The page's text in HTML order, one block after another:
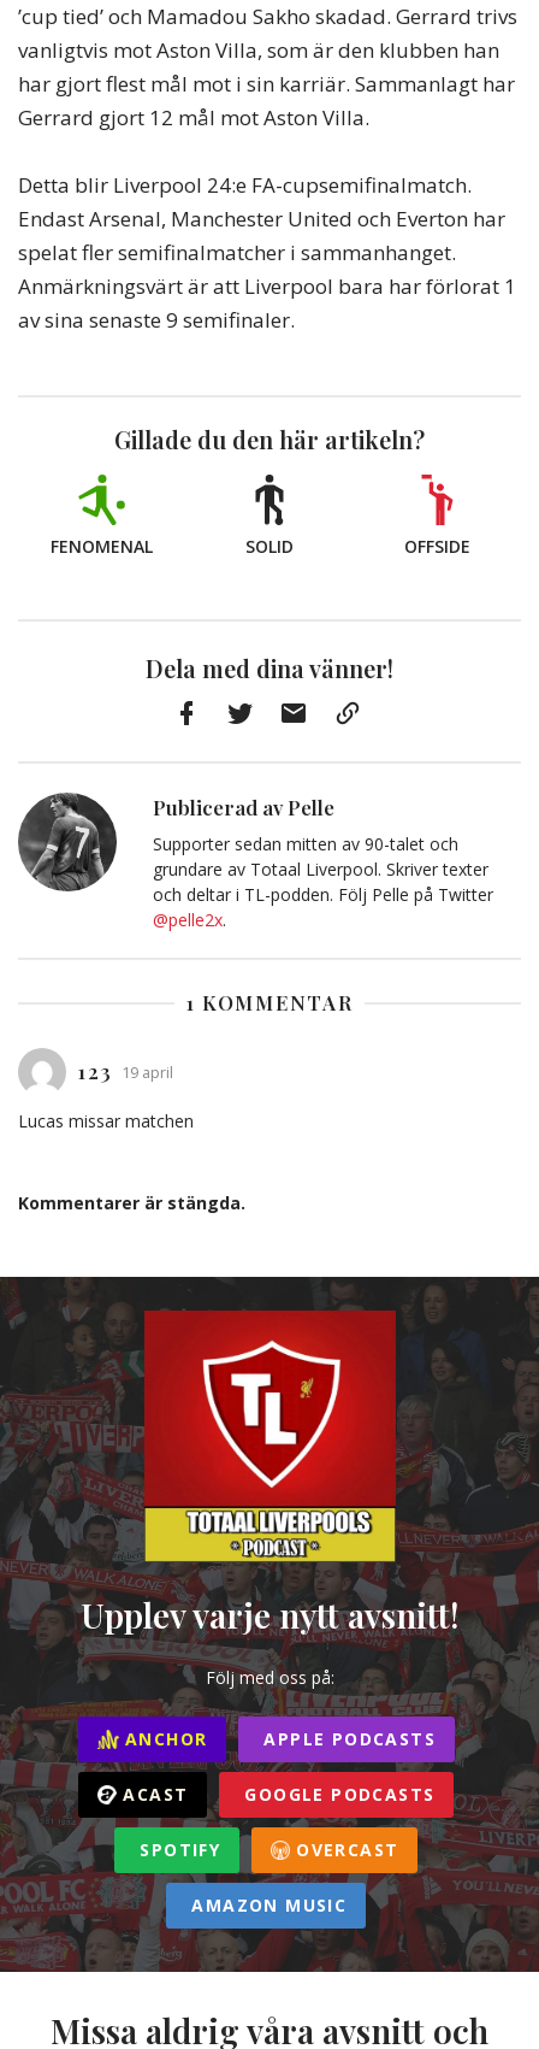
’cup tied’ och Mamadou Sakho skadad. Gerrard trivs
vanligtvis mot Aston Villa, som är den klubben han
har gjort flest mål mot i sin karriär. Sammanlagt har
Gerrard gjort 12 mål mot Aston Villa.
Detta blir Liverpool 24:e FA-cupsemifinalmatch.
Endast Arsenal, Manchester United och Everton har
spelat fler semifinalmatcher i sammanhanget.
Anmärkningsvärt är att Liverpool bara har förlorat 1
av sina senaste 9 semifinaler.
Gillade du den här artikeln?
FENOMENAL SOLID OFFSIDE
Dela med dina vänner!
Publicerad av Pelle
Supporter sedan mitten av 90-talet och
grundare av Totaal Liverpool. Skriver texter
och deltar i TL-podden. Följ Pelle på Twitter
@pelle2x.
1 KOMMENTAR
123 19 april
Lucas missar matchen
Kommentarer är stängda.
Upplev varje nytt avsnitt!
Följ med oss på:
ANCHOR APPLE PODCASTS
ACAST GOOGLE PODCASTS
SPOTIFY OVERCAST
AMAZON MUSIC
Missa aldrig våra avsnitt och